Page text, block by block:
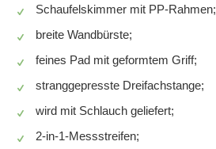
Schaufelskimmer mit PP-Rahmen;
breite Wandbürste;
feines Pad mit geformtem Griff;
stranggepresste Dreifachstange;
wird mit Schlauch geliefert;
2-in-1-Messstreifen;